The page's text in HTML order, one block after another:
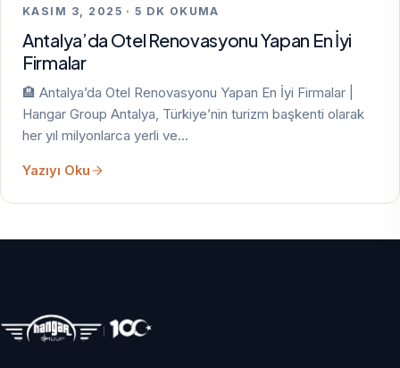
KASIM 3, 2025 · 5 DK OKUMA
Antalya’da Otel Renovasyonu Yapan En İyi
Firmalar
🏨 Antalya’da Otel Renovasyonu Yapan En İyi Firmalar |
Hangar Group Antalya, Türkiye’nin turizm başkenti olarak
her yıl milyonlarca yerli ve…
Yazıyı Oku